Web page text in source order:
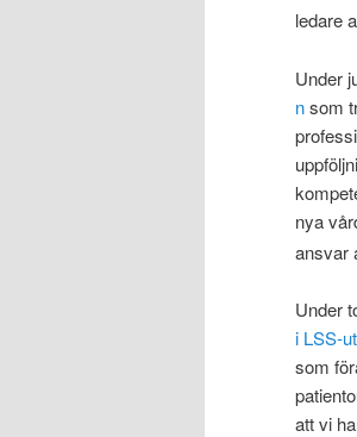
ledare
Under
nsom
nya
ansvar
Under
i LSS-
som
att vi